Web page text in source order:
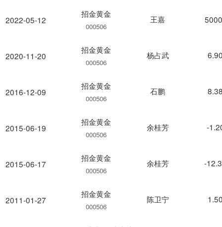
2022-05-12
2020-11-20
2016-12-09
2015-06-19
2015-06-17
2011-01-27
招金黄金
000506
王嘉
招金黄金
000506
杨占武
招金黄金
000506
石鹏
招金黄金
000506
余桂芳 -
招金黄金
000506
余桂芳 -
招金黄金
000506
陈卫宁